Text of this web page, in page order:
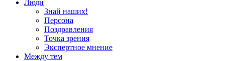
Люди
Знай наших!
Персона
Поздравления
Точка зрения
Экспертное мнение
Между тем